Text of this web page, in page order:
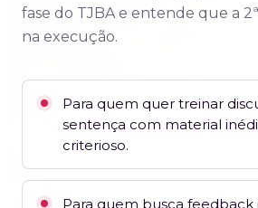
fase do TJBA e entende que a
na execução.
Para quem quer treinar
sentença com material
criterioso.
Para quem busca feedback